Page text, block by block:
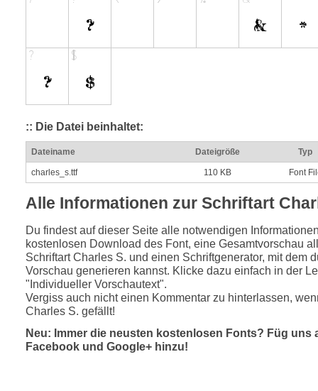
:: Die Datei beinhaltet:
Dateiname Dateigröße Typ
charles_s.ttf 110 KB Font
Alle Informationen zur Schriftart
Du findest auf dieser Seite alle notwendigen
kostenlosen Download des Font, eine Gesamtvorschau
Schriftart Charles S. und einen Schriftgenerator, mit dem
Vorschau generieren kannst. Klicke dazu einfach in der
"Individueller Vorschautext".
Vergiss auch nicht einen Kommentar zu hinterlassen,
Charles S. gefällt!
Neu: Immer die neusten kostenlosen Fonts? Füg uns
Facebook und Google+ hinzu!